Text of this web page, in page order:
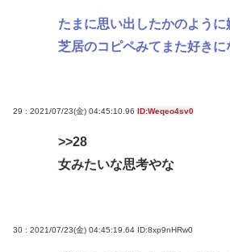
たまに思い出したかのよう
芝居のコピペみてまた好き
29 : 2021/07/23(金) 04:45:10.96 ID:Weqeo4sv0
>>28
女みたいな思考やな
30 : 2021/07/23(金) 04:45:19.64 ID:8xp9nHRw0